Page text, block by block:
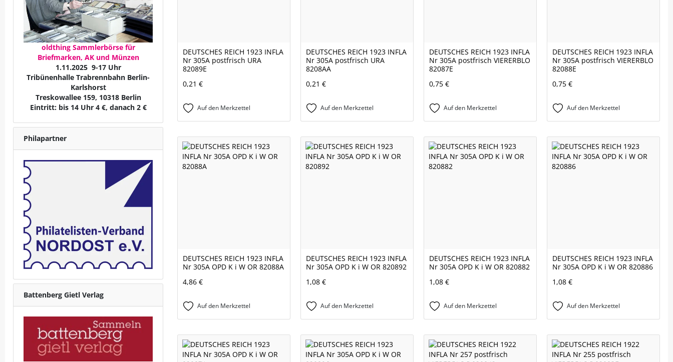
oldthing Sammlerbörse für
Briefmarken, AK und Münzen
1.11.2025 9-17 Uhr
Tribünenhalle Trabrennbahn Berlin-
Karlshorst
Treskowallee 159, 10318 Berlin
Eintritt: bis 14 Uhr 4 €, danach 2 €
Philapartner
Battenberg Gietl Verlag
DEUTSCHES REICH 1923 INFLA
Nr 305A postfrisch URA
82089E
0,21 €
Auf den Merkzettel
DEUTSCHES REICH 1923 INFLA
Nr 305A postfrisch URA
8208AA
0,21 €
Auf den Merkzettel
DEUTSCHES REICH 1923 INFLA
Nr 305A postfrisch VIERERBLO
82087E
0,75 €
Auf den Merkzettel
DEUTSCHES REICH 1923 INFLA
Nr 305A postfrisch VIERERBLO
82088E
0,75 €
Auf den Merkzettel
DEUTSCHES REICH 1923 INFLA
Nr 305A OPD K i W OR 82088A
4,86 €
Auf den Merkzettel
DEUTSCHES REICH 1923 INFLA
Nr 305A OPD K i W OR 820892
1,08 €
Auf den Merkzettel
DEUTSCHES REICH 1923 INFLA
Nr 305A OPD K i W OR 820882
1,08 €
Auf den Merkzettel
DEUTSCHES REICH 1923 INFLA
Nr 305A OPD K i W OR 820886
1,08 €
Auf den Merkzettel